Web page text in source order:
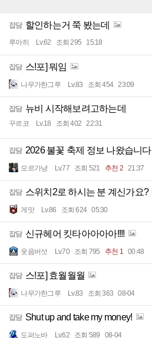
잡담 할인하는거 쭉 봤는데
루아히 Lv.62 조회 295 15:18
잡담 스!포] 뭐임
나무가한그루 Lv.83 조회 454 23:09
잡담 뉴비 시작해보려고하는데
꾸르코 Lv.18 조회 402 22:31
잡담 2026 불꽃 축제 정보 나왔습니다
모르가냥 Lv.77 조회 521 추천 2 21:37
잡담 스위치2로 하시는 분 계신가요?
게맛 Lv.86 조회 624 05:30
잡담 신규헤어 킷타아아아아!!!!
웃음버섯 Lv.70 조회 795 추천 1 00:48
잡담 스!포] 효월월월
나무가한그루 Lv.83 조회 363 08-04
잡담 Shut up and take my money!
도퍼노바 Lv.62 조회 589 08-04